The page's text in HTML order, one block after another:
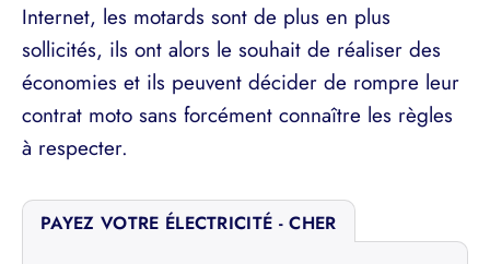
Internet, les motards sont de plus en plus
sollicités, ils ont alors le souhait de réaliser des
économies et ils peuvent décider de rompre leur
contrat moto sans forcément connaître les règles
à respecter.
PAYEZ VOTRE ÉLECTRICITÉ - CHER